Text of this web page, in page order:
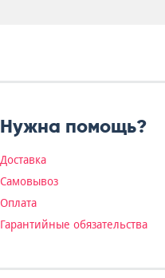
Нужна помощь?
Доставка
Самовывоз
Оплата
Гарантийные обязательства